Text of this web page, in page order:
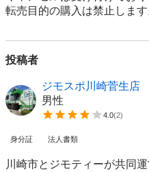
転売⽬的の購⼊は禁⽌します
投稿者
ジモスポ川崎菅生店
男性
4.0(2)
身分証 法人書類
川崎市とジモティーが共同